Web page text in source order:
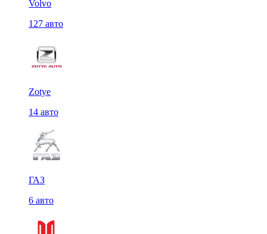
Volvo
127 авто
Zotye
14 авто
ГАЗ
6 авто